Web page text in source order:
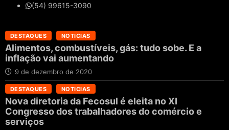
(54) 99615-3090
DESTAQUES NOTICIAS
Alimentos, combustíveis, gás: tudo sobe. E a
inflação vai aumentando
9 de dezembro de 2020
DESTAQUES NOTICIAS
Nova diretoria da Fecosul é eleita no XI
Congresso dos trabalhadores do comércio e
serviços